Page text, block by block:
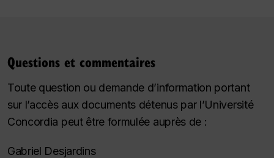
Questions et commentaires
Toute question ou demande d’information portant
sur l’accès aux documents détenus par l’Université
Concordia peut être formulée auprès de :
Gabriel Desjardins